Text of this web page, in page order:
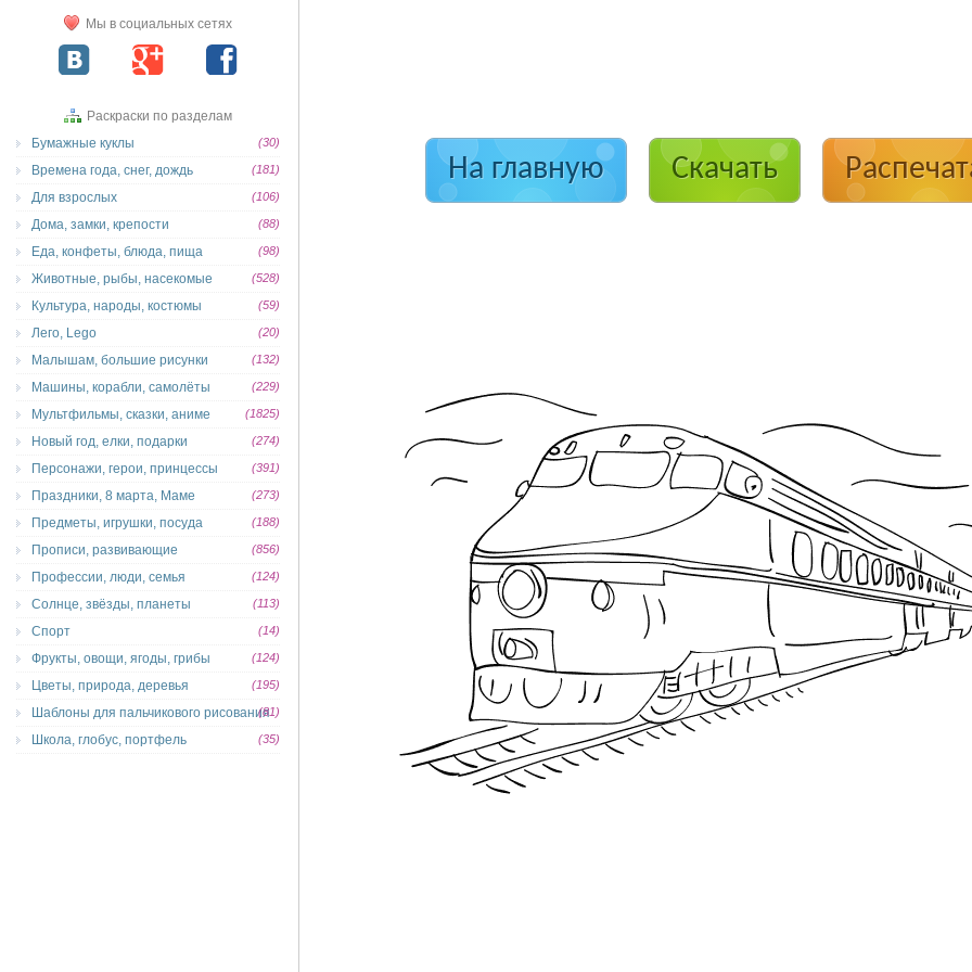
На главную Скачать
Мы в социальных сетях
Раскраски по разделам
Бумажные куклы
(30)
Времена года, снег, дождь (181)
Для взрослых (106)
Дома, замки, крепости (88)
Еда, конфеты, блюда, пища (98)
Животные, рыбы, насекомые (528)
Культура, народы, костюмы (59)
Лего, Lego (20)
Малышам, большие рисунки (132)
Машины, корабли, самолёты (229)
Мультфильмы, сказки, аниме (1825)
Новый год, елки, подарки (274)
Персонажи, герои, принцессы (391)
Праздники, 8 марта, Маме (273)
Предметы, игрушки, посуда (188)
Прописи, развивающие (856)
Профессии, люди, семья (124)
Солнце, звёзды, планеты (113)
Спорт (14)
Фрукты, овощи, ягоды, грибы (124)
Цветы, природа, деревья (195)
Шаблоны для пальчикового рисования(81)
Школа, глобус, портфель (35)